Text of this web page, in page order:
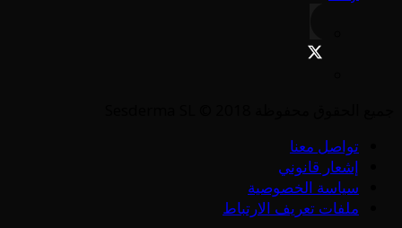
تواصل معنا
إشعار قانوني
سياسة الخصوصية
ملفات تعريف الارتباط